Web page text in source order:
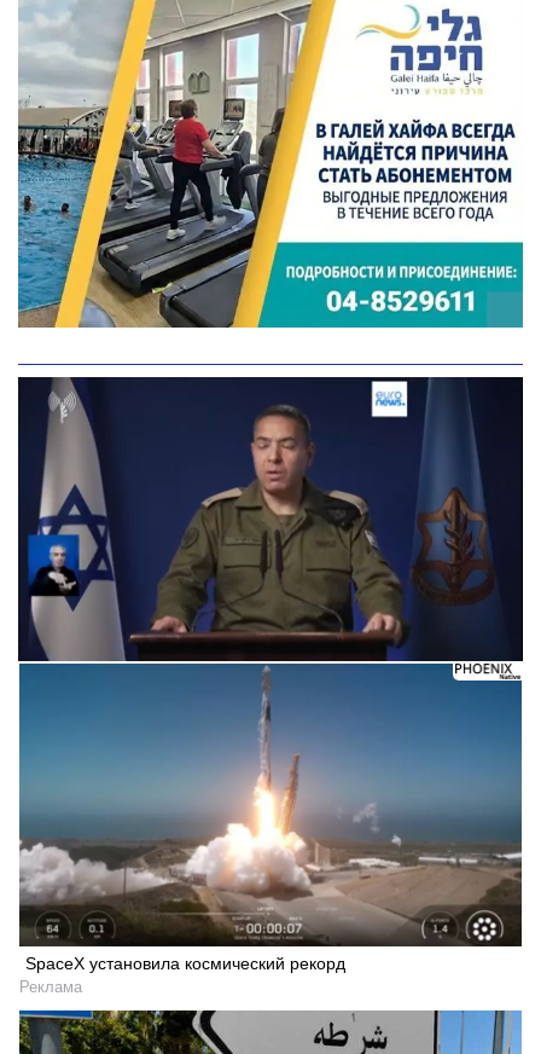
SpaceX установила космический рекорд
Реклама